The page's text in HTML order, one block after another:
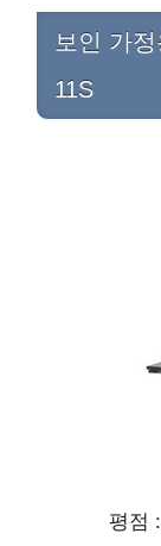
보인 가
11S
평점